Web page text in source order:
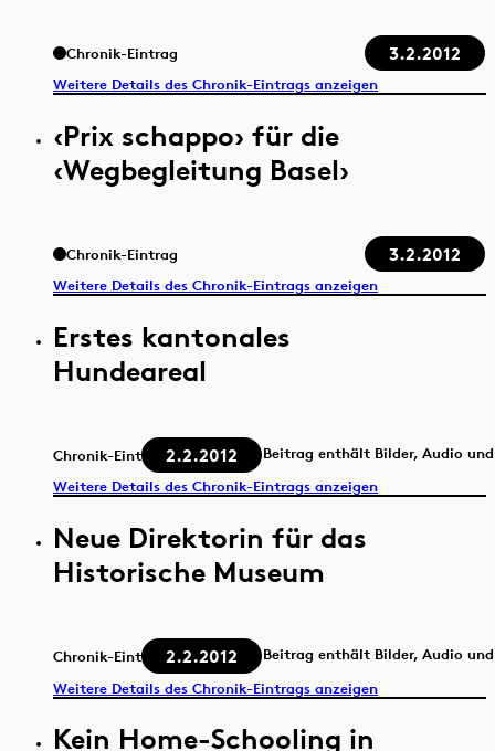
Chronik-Eintrag 3.2.2012
Weitere Details des Chronik-Eintrags anzeigen
‹Prix schappo› für die
‹Wegbegleitung Basel›
Chronik-Eintrag 3.2.2012
Weitere Details des Chronik-Eintrags anzeigen
Erstes kantonales
Hundeareal
Chronik-Eintrag 2.2.2012
Beitrag enthält Bilder, Audio
Weitere Details des Chronik-Eintrags anzeigen
Neue Direktorin für das
Historische Museum
Chronik-Eintrag 2.2.2012
Beitrag enthält Bilder, Audio
Weitere Details des Chronik-Eintrags anzeigen
Kein Home-Schooling in